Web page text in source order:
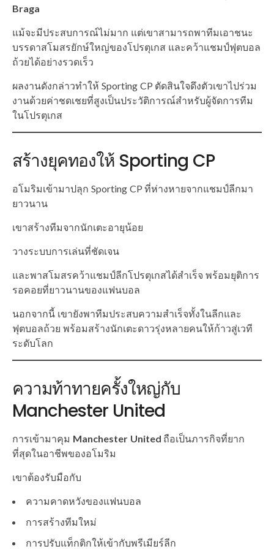
Braga
แม้จะมีประสบการณ์ไม่มาก แต่เขาสามารถพาทีมเอาชนะ
บรรดาสโมสรยักษ์ใหญ่ของโปรตุเกส และคว้าแชมป์ฟุตบอล
ถ้วยได้อย่างรวดเร็ว
ผลงานดังกล่าวทำให้ Sporting CP ตัดสินใจดึงตัวเขาไปร่วม
งานด้วยค่าชดเชยที่สูงเป็นประวัติการณ์สำหรับผู้จัดการทีม
ในโปรตุเกส
สร้างยุคทองให้ Sporting CP
อโมริมเข้ามาปลุก Sporting CP ที่ห่างหายจากแชมป์ลีกมา
ยาวนาน
เขาสร้างทีมจากนักเตะอายุน้อย
วางระบบการเล่นที่ชัดเจน
และพาสโมสรคว้าแชมป์ลีกโปรตุเกสได้สำเร็จ พร้อมยุติการ
รอคอยที่ยาวนานของแฟนบอล
นอกจากนี้ เขายังพาทีมประสบความสำเร็จทั้งในลีกและ
ฟุตบอลถ้วย พร้อมสร้างนักเตะดาวรุ่งหลายคนให้ก้าวสู่เวที
ระดับโลก
ความท้าทายครั้งใหญ่กับ
Manchester United
การเข้ามาคุม Manchester United ถือเป็นภารกิจที่ยาก
ที่สุดในอาชีพของอโมริม
เขาต้องรับมือกับ
ความคาดหวังของแฟนบอล
การสร้างทีมใหม่
การปรับแท็กติกให้เข้ากับพรีเมียร์ลีก